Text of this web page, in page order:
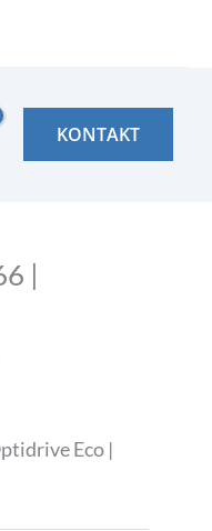
KONTAKT
|
Eco |